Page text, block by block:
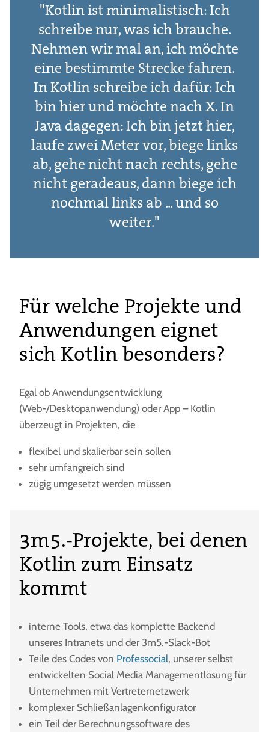
"Kotlin ist minimalistisch: Ich
schreibe nur, was ich brauche.
Nehmen wir mal an, ich möchte
eine bestimmte Strecke fahren.
In Kotlin schreibe ich dafür: Ich
bin hier und möchte nach X. In
Java dagegen: Ich bin jetzt hier,
laufe zwei Meter vor, biege links
ab, gehe nicht nach rechts, gehe
nicht geradeaus, dann biege ich
nochmal links ab ... und so
weiter."
Für welche Projekte und
Anwendungen eignet
sich Kotlin besonders?
Egal ob Anwendungsentwicklung
(Web-/Desktopanwendung) oder App – Kotlin
überzeugt in Projekten, die
flexibel und skalierbar sein sollen
sehr umfangreich sind
zügig umgesetzt werden müssen
3m5.-Projekte, bei denen
Kotlin zum Einsatz
kommt
interne Tools, etwa das komplette Backend
unseres Intranets und der 3m5.-Slack-Bot
Teile des Codes von Professocial, unserer selbst
entwickelten Social Media Managementlösung für
Unternehmen mit Vertreternetzwerk
komplexer Schließanlagenkonfigurator
ein Teil der Berechnungssoftware des